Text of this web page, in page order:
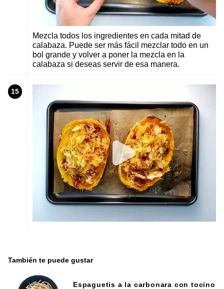
Mezcla todos los ingredientes en cada mitad de
calabaza. Puede ser más fácil mezclar todo en un
bol grande y volver a poner la mezcla en la
calabaza si deseas servir de esa manera.
15
También te puede gustar
Espaguetis a la carbonara con tocino